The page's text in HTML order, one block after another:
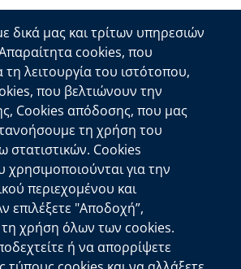
Κρήτης
71202 Ηράκλειο
μας
Ιστότοπου
δικά μας και τρίτων υπηρεσιών
cookies, που
τη λειτουργία του ιστότοπου,
που βελτιώνουν την
Cookies απόδοσης, που μας
τη χρήση του
στατιστικών. Cookies
χρησιμοποιούνται για την
περιεχομένου και
επιλέξετε "Αποδοχή”,
χρήση όλων των cookies.
ή να απορρίψετε